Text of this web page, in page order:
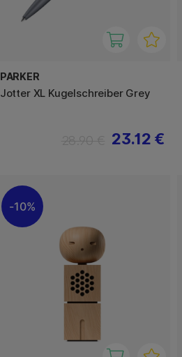
PARKER
Jotter XL Kugelschreiber Grey
23.12 €
10%